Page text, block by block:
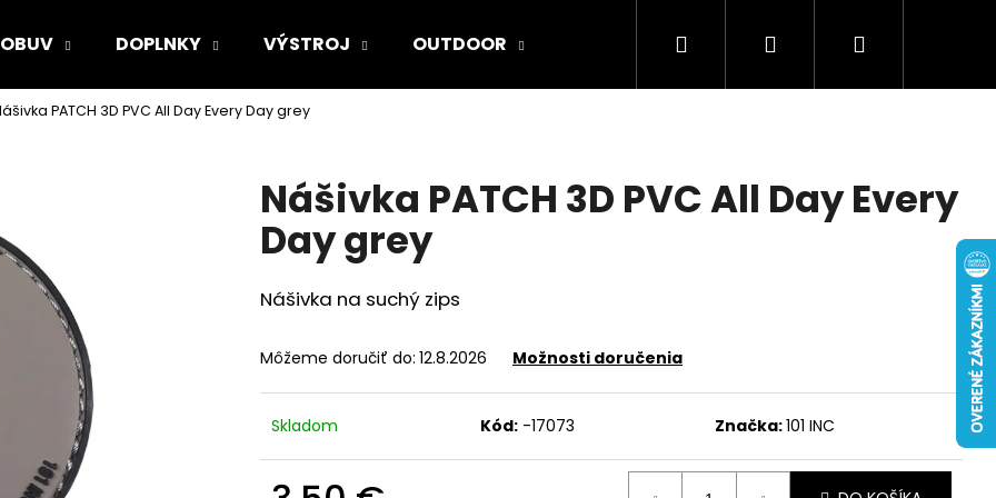
OBUV DOPLNKY VÝSTROJ OUTDOOR ARMY ORIGINAL Kamenná predajňa
Hľadať PrihlásenieNákupný
PATCH 3D PVC All Day Every Day grey
Nášivka PATCH 3D PVC All Day Every
Day grey
Nášivka na suchý zips
Môžeme doručiť do: 12.8.2026 Možnosti doručenia
Skladom Kód: -17073 Značka:101 INC
Čo potrebujete nájsť?
HĽADAŤ